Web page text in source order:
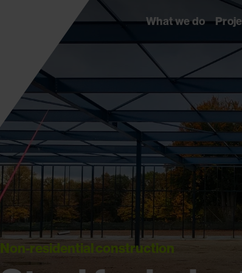
What we do
Non-residential construction